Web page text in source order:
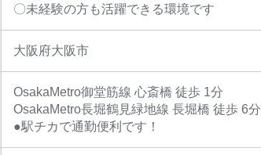
〇未経験の方も活躍できる環境です
大阪府大阪市
OsakaMetro御堂筋線 心斎橋 徒歩 1分
OsakaMetro長堀鶴見緑地線 長堀橋 徒歩 6分
●駅チカで通勤便利です！